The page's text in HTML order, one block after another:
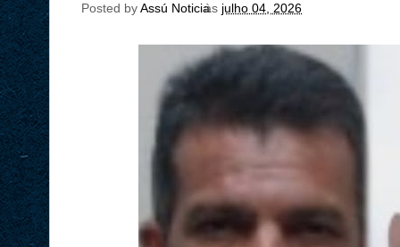
Posted byAssú Noticia
às julho 04, 2026